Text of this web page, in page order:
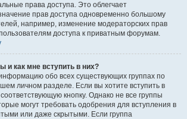
права доступа. Это облегчает
прав доступа одновременно большому
например, изменение модераторских прав
доступа к приватным форумам.
и как мне вступить в них?
обо всех существующих группах по
личном разделе. Если вы хотите вступить в
кнопку. Однако не все группы
могут требовать одобрения для вступления в
или даже скрытыми. Если группа